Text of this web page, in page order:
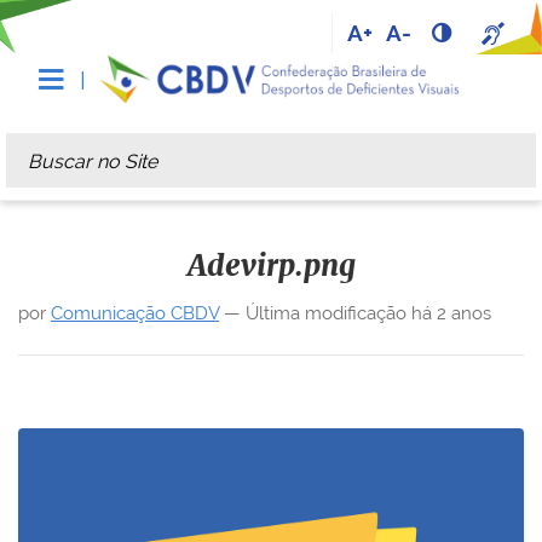
A+ A-
Busca
Busca Avançada…
Adevirp.png
por Comunicação CBDV— Última modificação há 2 anos